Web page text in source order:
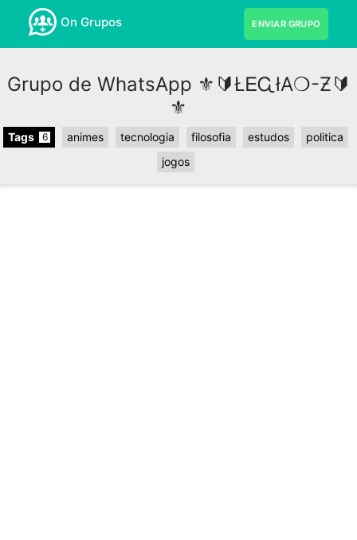
On Grupos ENVIAR GRUPO
Grupo de WhatsApp ⚜️🔰ŁᎬᏩłA❍-Ƶ🔰
⚜️
Tags 6 animes tecnologia filosofia estudos
politica
jogos